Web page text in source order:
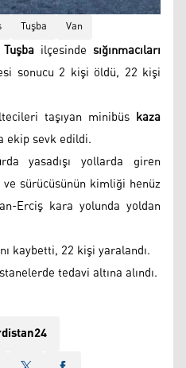
Tuşba Van
Tuşba ilçesinde sığınmacıları
sonucu 2 kişi öldü, 22 kişi
taşıyan minibüs kaza
ekip sevk edildi.
yasadışı yollarda giren
sürücüsünün kimliği henüz
Erciş kara yolunda yoldan
kaybetti, 22 kişi yaralandı.
tedavi altına alındı.